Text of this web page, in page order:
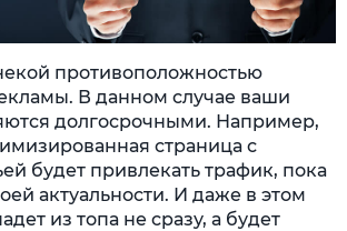
противоположностью
В данном случае ваши
долгосрочными. Например,
страница с
будет привлекать трафик, пока
актуальности. И даже в этом
из топа не сразу, а будет